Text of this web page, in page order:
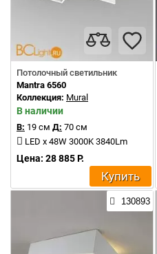
Потолочный светильник
Mantra 6560
Коллекция: Mural
В наличии
В: 19 см Д: 70 см
LED x 48W 3000K 3840Lm
Цена: 28 885 Р.
Купить
130893